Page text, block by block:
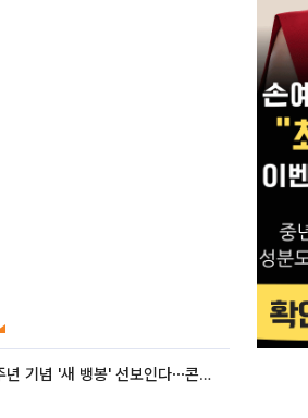
빅뱅, 20주년 기념 '새 뱅봉' 선보인다⋯콘서트 앞두고 팝업 개최